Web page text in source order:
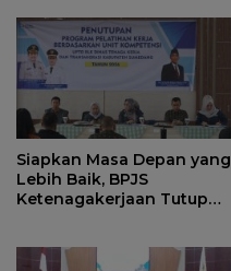
Siapkan Masa Depan yang
Lebih Baik, BPJS
Ketenagakerjaan Tutup